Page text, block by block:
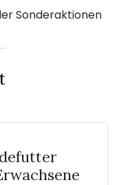
Sonderaktionen